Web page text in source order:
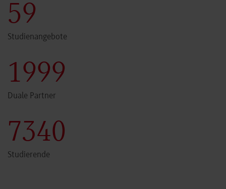
60
Studienangebote
2000
Duale Partner
7341
Studierende